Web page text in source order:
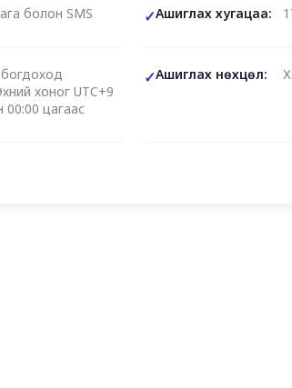
болон SMS
Ашиглах хугацаа:
хоног UTC+9
00:00 цагаас
Ашиглах нөхцөл: